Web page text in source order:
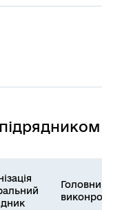
Головний
виконроб